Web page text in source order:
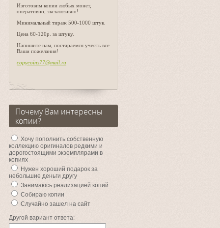
Изготовим копии любых монет,
оперативно, эксклюзивно!
Минимальный тираж 500-1000 штук.
Цена 60-120р. за штуку.
Напишите нам, постараемся учесть все
Ваши пожелания!
copycoins77@mail.ru
Почему Вам интересны
копии?
Хочу пополнить собственную
коллекцию оригиналов редкими и
дорогостоящими экземплярами в
копиях
Нужен хороший подарок за
небольшие деньги другу
Занимаюсь реализацией копий
Собираю копии
Случайно зашел на сайт
Другой вариант ответа: